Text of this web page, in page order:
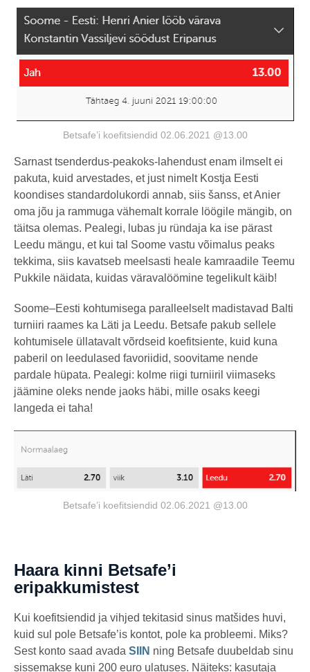
Betsafe’i koefitsiendid 02.06.2021 @13.00
Sarnast tsenderdus-peakoks-lahendust enam ilmselt ei
pakuta, kuid arvestades, et just nimelt Kostja Eesti
koondises standardolukordi annab, siis šanss, et Anier
oma jõu ja rammuga vähemalt korrale löögile mängib, on
täitsa olemas. Pealegi, lubas ju ründaja ka ise pärast
Leedu mängu, et kui tal Soome vastu võimalus peaks
tekkima, siis kavatseb meelsasti heale kamraadile Teemu
Pukkile näidata, kuidas väravalöömine tegelikult käib!
Soome–Eesti kohtumisega paralleelselt madistavad Balti
turniiri raames ka Läti ja Leedu. Betsafe pakub sellele
kohtumisele üllatavalt võrdseid koefitsiente, kuid kuna
paberil on leedulased favoriidid, soovitame nende
pardale hüpata. Pealegi: kolme riigi turniiril viimaseks
jäämine oleks nende jaoks häbi, mille osaks keegi
langeda ei taha!
Betsafe’i koefitsiendid 02.06.2021 @13.00
Haara kinni Betsafe’i
eripakkumistest
Kui koefitsiendid ja vihjed tekitasid sinus matšides huvi,
kuid sul pole Betsafe’is kontot, pole ka probleemi. Miks?
Sest konto saad avada SIIN ning Betsafe duubeldab sinu
sissemakse kuni 200 euro ulatuses. Näiteks: kasutaja